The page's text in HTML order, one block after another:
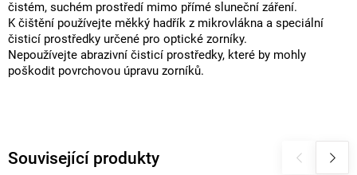
Související produkty
čistém, suchém prostředí mimo přímé sluneční záření.
K čištění používejte měkký hadřík z mikrovlákna a speciální
čisticí prostředky určené pro optické zorníky.
Nepoužívejte abrazivní čisticí prostředky, které by mohly
poškodit povrchovou úpravu zorníků.